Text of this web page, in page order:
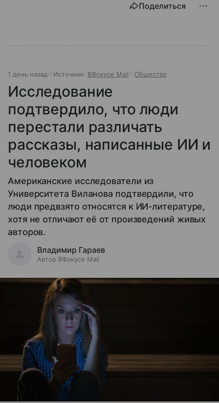
Поделиться
1 день назад Источник: ВФокусе Mail Общество
Исследование
подтвердило, что люди
перестали различать
рассказы, написанные ИИ и
человеком
Американские исследователи из
Университета Виланова подтвердили, что
люди предвзято относятся к ИИ-литературе,
хотя не отличают её от произведений живых
авторов.
Владимир Гараев
Автор ВФокусе Mail